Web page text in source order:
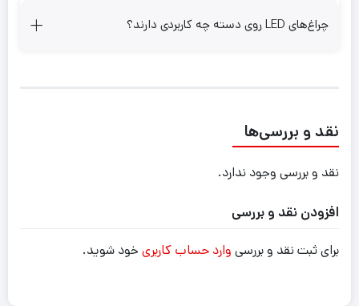
چراغ‌های LED روی دسته چه کاربردی دارند؟
نقد و بررسی‌ها
نقد و بررسی وجود ندارد.
افزودن نقد و بررسی
برای ثبت نقد و بررسی وارد حساب کاربری خود شوید.